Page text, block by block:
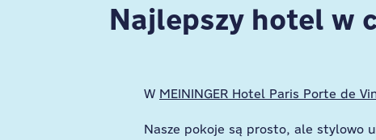
Najlepszy hotel w
W MEININGER Hotel Paris Porte de
Nasze pokoje są prosto, ale stylowo